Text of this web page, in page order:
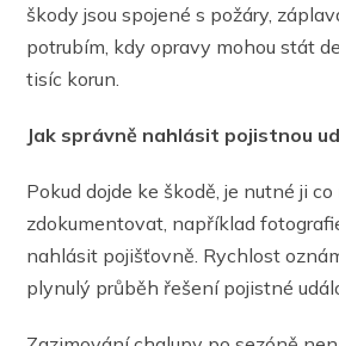
škody jsou spojené s požáry,
potrubím, kdy opravy mohou stát
tisíc korun.
Jak správně nahlásit pojistnou
Pokud dojde ke škodě, je nutné ji
zdokumentovat, například
nahlásit pojišťovně. Rychlost
plynulý průběh řešení pojistné